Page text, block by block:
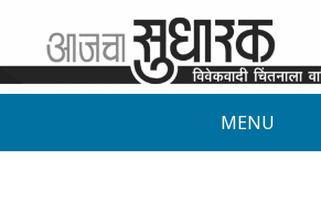
MENU